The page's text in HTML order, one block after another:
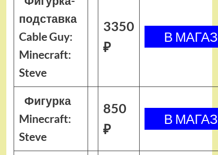
подставка
Cable Guy:
Minecraft:
Steve
3350
₽
Фигурка
Minecraft:
Steve
850
₽